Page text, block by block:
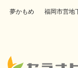
夢かもめ 福岡市営地